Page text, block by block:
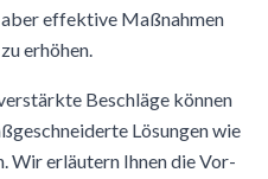
effektive Maßnahmen
erhöhen.
Beschläge können
Lösungen wie
Wir erläutern Ihnen die Vor-